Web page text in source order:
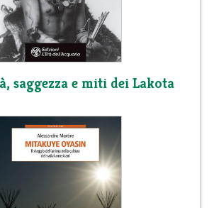
saggezza e miti dei Lakota